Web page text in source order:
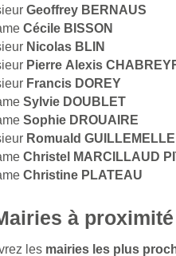
Geoffrey BERNAUS
Cécile BISSON
Nicolas BLIN
Pierre Alexis
Francis DOREY
Sylvie DOUBLET
Sophie DROUAIRE
Romuald GUILLEMELLE
Christel MARCILLAUD
Christine PLATEAU
à
les mairies les plus